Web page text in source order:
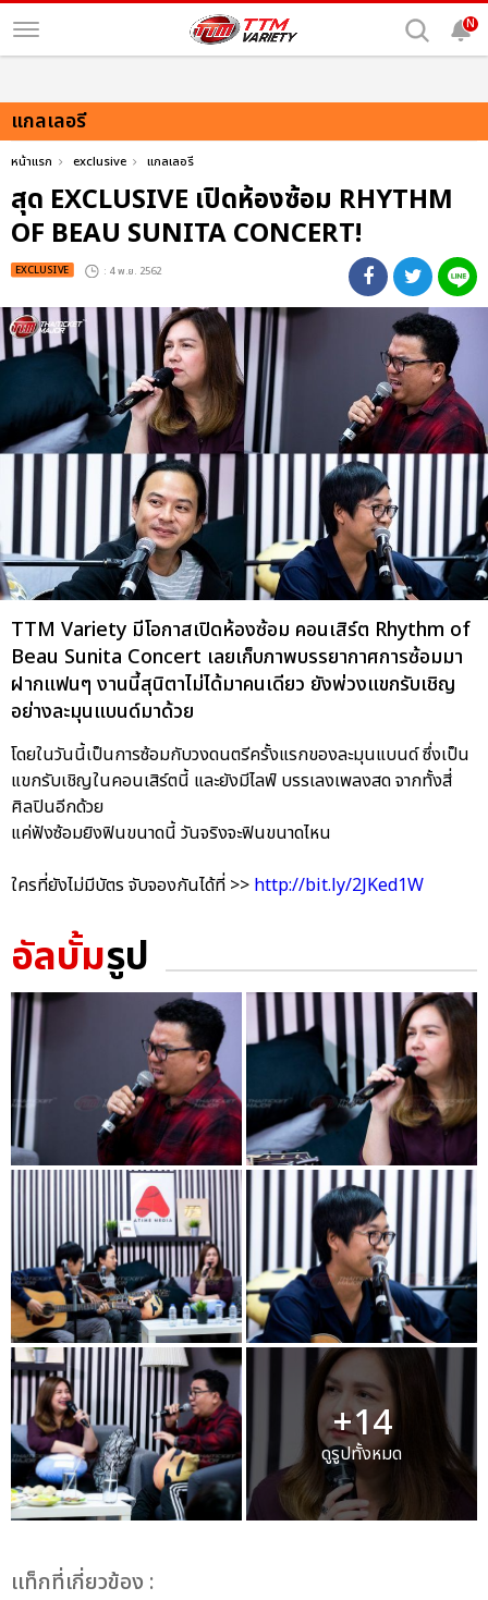
N
แกลเลอรี
หน้าแรก exclusive แกลเลอรี
สุด EXCLUSIVE เปิดห้องซ้อม RHYTHM
OF BEAU SUNITA CONCERT!
EXCLUSIVE : 4 พ.ย. 2562
TTM Variety มีโอกาสเปิดห้องซ้อม คอนเสิร์ต Rhythm of
Beau Sunita Concert เลยเก็บภาพบรรยากาศการซ้อมมา
ฝากแฟนๆ งานนี้สุนิตาไม่ได้มาคนเดียว ยังพ่วงแขกรับเชิญ
อย่างละมุนแบนด์มาด้วย
โดยในวันนี้เป็นการซ้อมกับวงดนตรีครั้งแรกของละมุนแบนด์ ซึ่งเป็น
แขกรับเชิญในคอนเสิร์ตนี้ และยังมีไลฟ์ บรรเลงเพลงสด จากทั้งสี่
ศิลปินอีกด้วย
แค่ฟังซ้อมยิงฟินขนาดนี้ วันจริงจะฟินขนาดไหน
ใครที่ยังไม่มีบัตร จับจองกันได้ที่ >> http://bit.ly/2JKed1W
อัลบั้มรูป
+14
ดูรูปทั้งหมด
เเท็กที่เกี่ยวข้อง :